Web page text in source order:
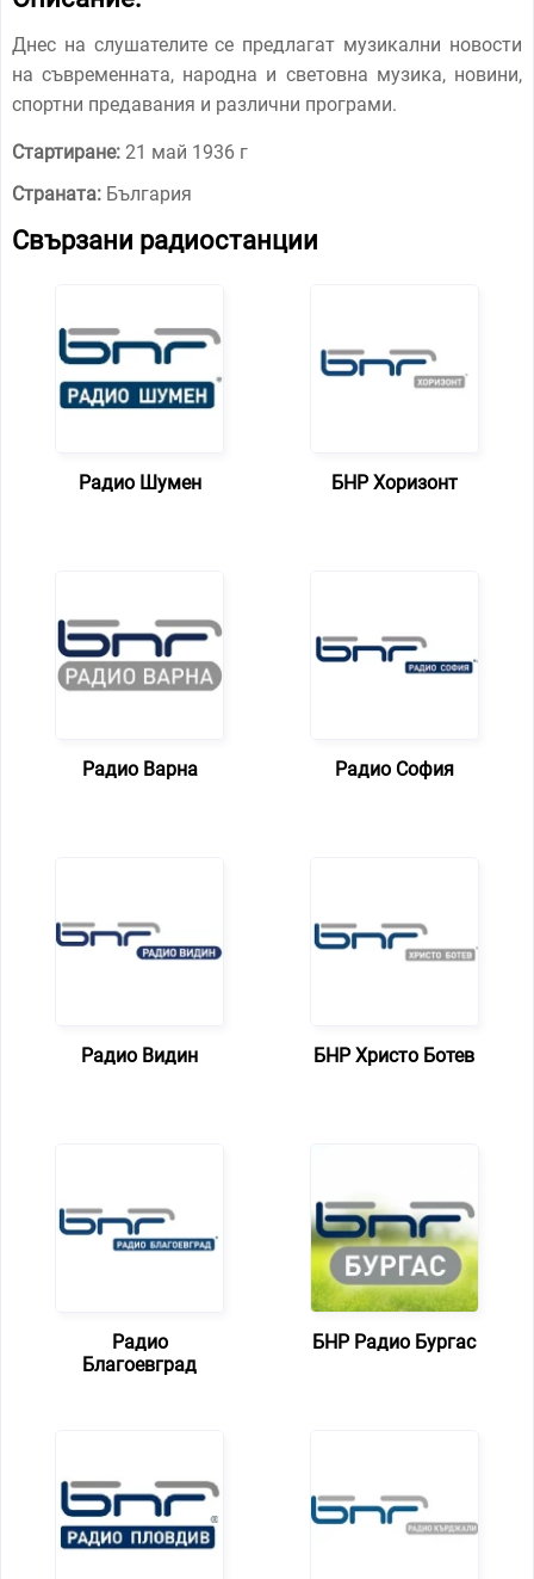
Днес на слушателите се предлагат музикални новости
на съвременната, народна и световна музика, новини,
спортни предавания и различни програми.
Стартиране: 21 май 1936 г
Страната: България
Свързани радиостанции
Радио Шумен БНР Хоризонт
Радио Варна Радио София
Радио Видин БНР Христо Ботев
Радио
Благоевград
БНР Радио Бургас